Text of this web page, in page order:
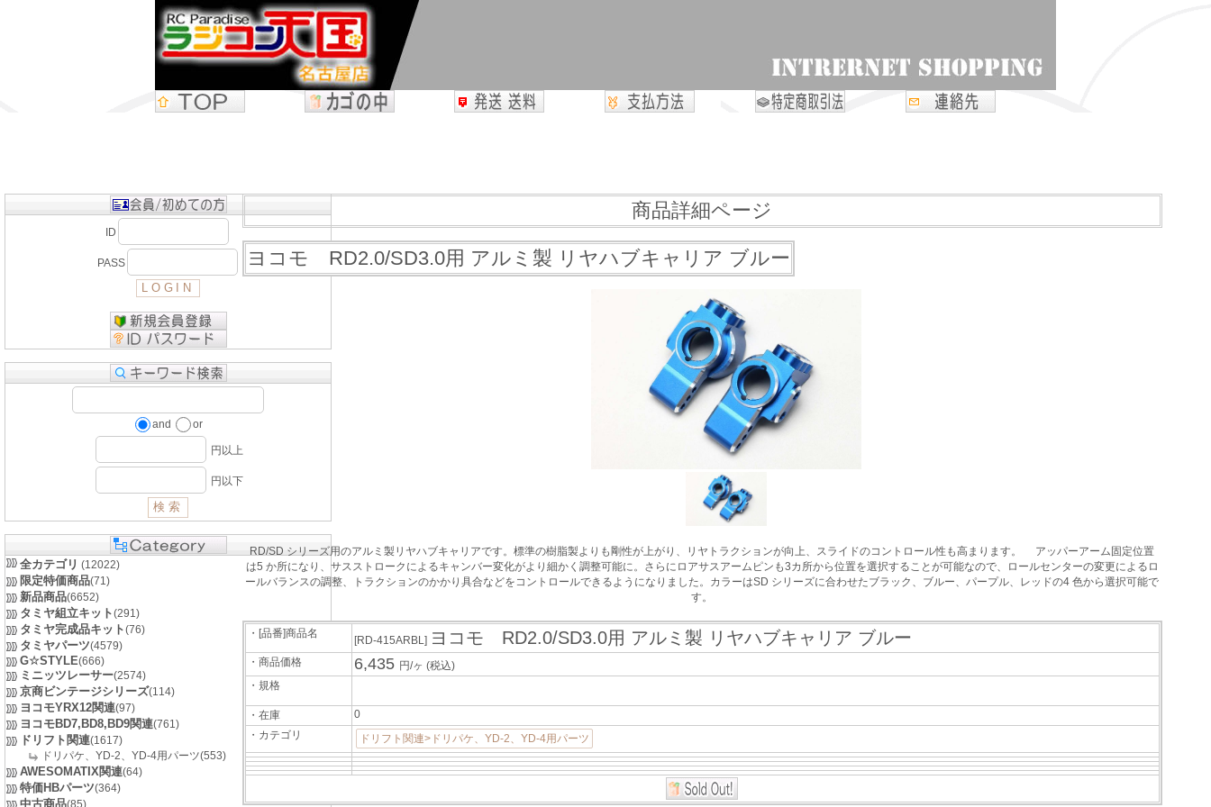
ID
PASS
and or
円以上
円以下
全カテゴリ (12022)
限定特価商品(71)
新品商品(6652)
タミヤ組立キット(291)
タミヤ完成品キット(76)
タミヤパーツ(4579)
G☆STYLE(666)
ミニッツレーサー(2574)
京商ビンテージシリーズ(114)
ヨコモYRX12関連(97)
ヨコモBD7,BD8,BD9関連(761)
ドリフト関連(1617)
ドリパケ、YD-2、YD-4用パーツ(553)
AWESOMATIX関連(64)
特価HBパーツ(364)
中古商品(85)
商品詳細ページ
ヨコモ RD2.0/SD3.0用 アルミ製 リヤハブキャリア ブルー
RD/SD シリーズ用のアルミ製リヤハブキャリアです。標準の樹脂製よりも剛性が上がり、リヤトラクションが向上、スライドのコントロール性も高まります。 アッパーアーム固定位置
は5 か所になり、サスストロークによるキャンバー変化がより細かく調整可能に。さらにロアサスアームピンも3カ所から位置を選択することが可能なので、ロールセンターの変更によるロ
ールバランスの調整、トラクションのかかり具合などをコントロールできるようになりました。カラーはSD シリーズに合わせたブラック、ブルー、パープル、レッドの4 色から選択可能で
す。
・[品番]商品名
[RD-415ARBL] ヨコモ RD2.0/SD3.0用 アルミ製 リヤハブキャリア ブルー
・商品価格 6,435 円/ヶ (税込)
・規格
・在庫
0
・カテゴリ
ドリフト関連>ドリパケ、YD-2、YD-4用パーツ